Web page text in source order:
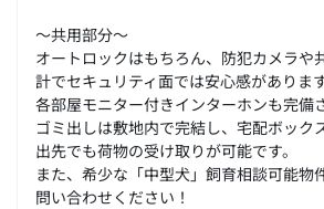
～共用部分～
オートロックはもちろん、防犯カメラや
計でセキュリティ面では安心感があります
各部屋モニター付きインターホンも完備
ゴミ出しは敷地内で完結し、宅配ボック
出先でも荷物の受け取りが可能です。
また、希少な「中型犬」飼育相談可能物
問い合わせください！